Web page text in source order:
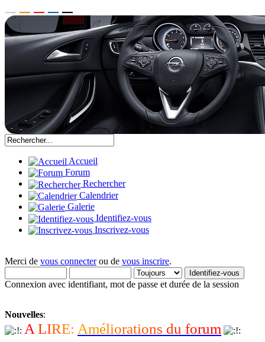
Accueil
Forum
Rechercher
Calendrier
Galerie
Identifiez-vous
Inscrivez-vous
Merci de vous connecterou de vous inscrire.
Connexion avec identifiant, mot de passe et durée de la session
Nouvelles:
A LIRE: Améliorations du forum